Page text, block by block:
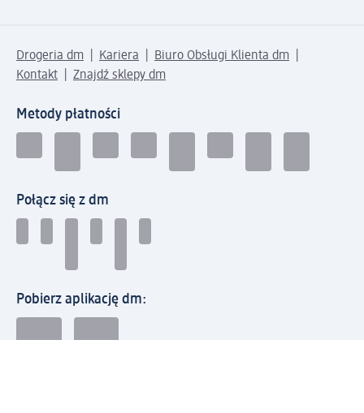
Drogeria dm Kariera
Biuro Obsługi Klienta dm
Kontakt
Znajdź sklepy dm
Metody płatności
Połącz się z dm
Pobierz aplikację dm: